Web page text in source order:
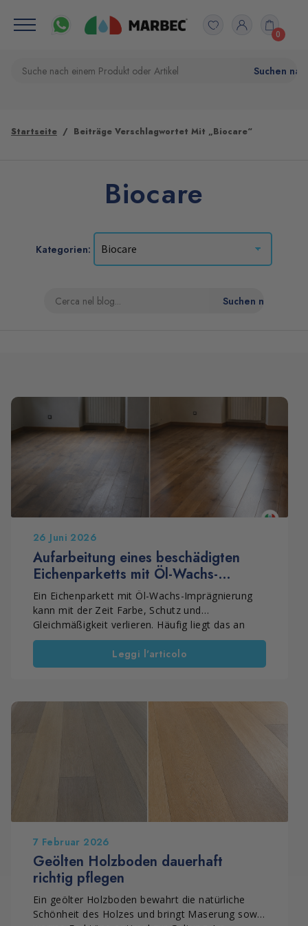
0
Startseite Beiträge Verschlagwortet Mit „Biocare“
Biocare
Kategorien:
26 Juni 2026
Aufarbeitung eines beschädigten
Eichenparketts mit Öl-Wachs-
Imprägnierung
Ein Eichenparkett mit Öl-Wachs-Imprägnierung
kann mit der Zeit Farbe, Schutz und
Gleichmäßigkeit verlieren. Häufig liegt das an
einer falschen Pflege oder an ungeeigneten
Produkten. Dennoch muss der Boden nicht
immer ersetzt werden. Wenn das Holz noch
Leggi l'articolo
7 Februar 2026
Geölten Holzboden dauerhaft
richtig pflegen
Ein geölter Holzboden bewahrt die natürliche
Schönheit des Holzes und bringt Maserung sowie